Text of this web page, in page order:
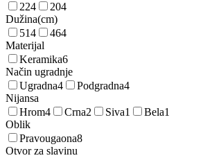
224 204
Dužina(cm)
514 464
Materijal
Keramika6
Način ugradnje
Ugradna4 Podgradna4
Nijansa
Hrom4 Crna2 Siva1 Bela1
Oblik
Pravougaona8
Otvor za slavinu